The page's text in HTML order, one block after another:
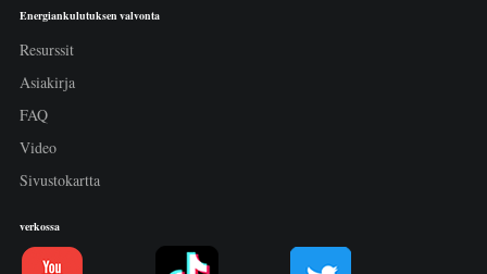
Energiankulutuksen valvonta
Resurssit
Asiakirja
FAQ
Video
Sivustokartta
verkossa